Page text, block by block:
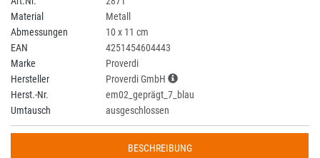
Material
Metall
Abmessungen
10 x 11 cm
EAN
4251454604443
Marke
Proverdi
Hersteller
Proverdi GmbH
Herst.-Nr.
em02_geprägt_7_blau
Umtausch
ausgeschlossen
BESCHREIBUNG